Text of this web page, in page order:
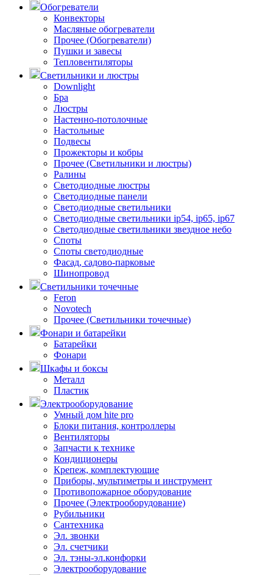
Обогреватели
Конвекторы
Масляные обогреватели
Прочее (Обогреватели)
Пушки и завесы
Тепловентиляторы
Светильники и люстры
Downlight
Бра
Люстры
Настенно-потолочные
Настольные
Подвесы
Прожекторы и кобры
Прочее (Светильники и люстры)
Ралины
Светодиодные люстры
Светодиодные панели
Светодиодные светильники
Светодиодные светильники ip54, ip65, ip67
Светодиодные светильники звездное небо
Споты
Споты светодиодные
Фасад, садово-парковые
Шинопровод
Светильники точечные
Feron
Novotech
Прочее (Светильники точечные)
Фонари и батарейки
Батарейки
Фонари
Шкафы и боксы
Металл
Пластик
Электрооборудование
Умный дом hite pro
Блоки питания, контроллеры
Вентиляторы
Запчасти к технике
Кондиционеры
Крепеж, комплектующие
Приборы, мультиметры и инструмент
Противопожарное оборудование
Прочее (Электрооборудование)
Рубильники
Сантехника
Эл. звонки
Эл. счетчики
Эл. тэны-эл.конфорки
Электрооборудование